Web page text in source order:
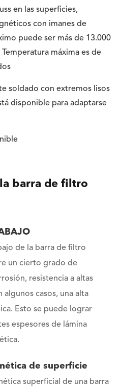
en las superficies,
con imanes de
puede ser más de 13.000
Temperatura máxima es de
soldado con extremos lisos
disponible para adaptarse
barra de filtro
de la barra de filtro
un cierto grado de
resistencia a altas
algunos casos, una alta
Esto se puede lograr
espesores de lámina
de superficie
superficial de una barra